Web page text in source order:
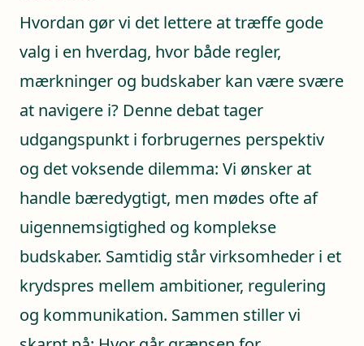
Hvordan gør vi det lettere at træffe gode
valg i en hverdag, hvor både regler,
mærkninger og budskaber kan være svære
at navigere i? Denne debat tager
udgangspunkt i forbrugernes perspektiv
og det voksende dilemma: Vi ønsker at
handle bæredygtigt, men mødes ofte af
uigennemsigtighed og komplekse
budskaber. Samtidig står virksomheder i et
krydspres mellem ambitioner, regulering
og kommunikation. Sammen stiller vi